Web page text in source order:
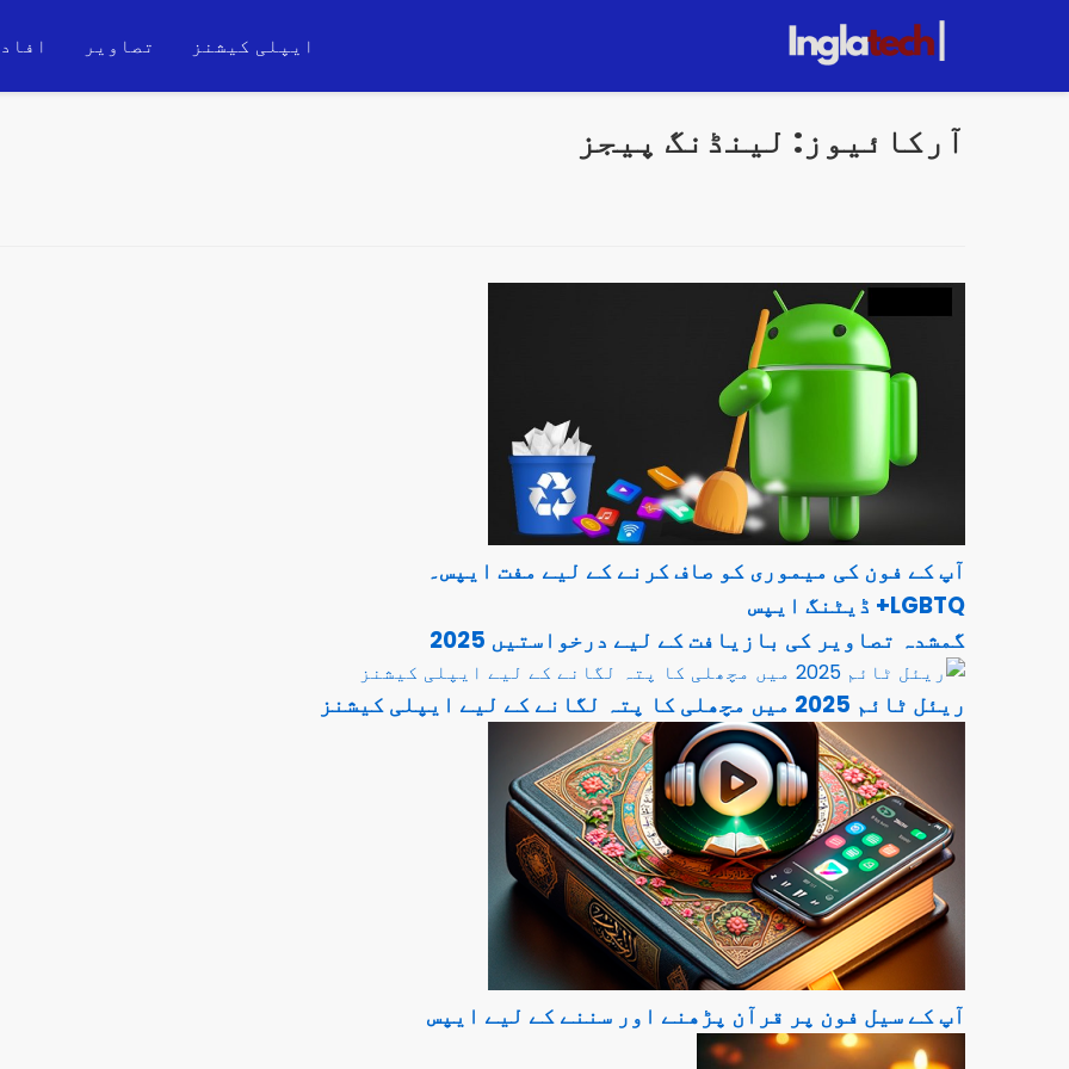
ایپلی کیشنز تصاویر
آرکائیوز: لینڈنگ پیجز
آپ کے فون کی میموری کو صاف کرنے کے لیے مفت ایپس۔
LGBTQ+ ڈیٹنگ ایپس
گمشدہ تصاویر کی بازیافت کے لیے درخواستیں 2025
ریئل ٹائم 2025 میں مچھلی کا پتہ لگانے کے لیے ایپلی کیشنز
آپ کے سیل فون پر قرآن پڑھنے اور سننے کے لیے ایپس